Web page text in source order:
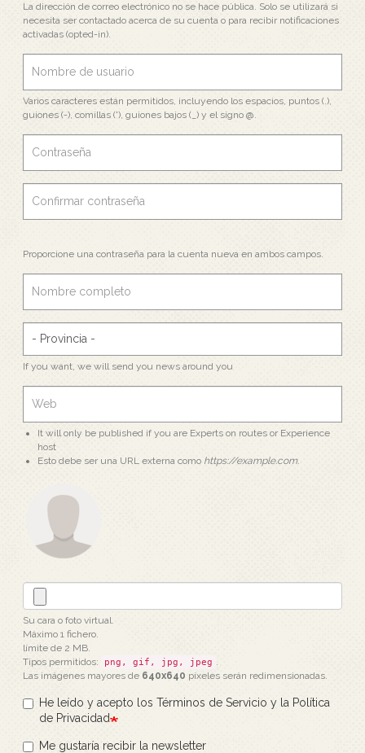
La dirección de correo electrónico no se hace pública. Solo se utilizará si
necesita ser contactado acerca de su cuenta o para recibir notificaciones
activadas (opted-in).
Varios caracteres están permitidos, incluyendo los espacios, puntos (.),
guiones (-), comillas ('), guiones bajos (_) y el signo @.
Proporcione una contraseña para la cuenta nueva en ambos campos.
If you want, we will send you news around you
It will only be published if you are Experts on routes or Experience
host
Esto debe ser una URL externa como https://example.com.
Su cara o foto virtual.
Máximo 1 fichero.
límite de 2 MB.
Tipos permitidos:
png, gif, jpg, jpeg .
Las imágenes mayores de 640x640 píxeles serán redimensionadas.
He leído y acepto los Términos de Servicio y la Política
de Privacidad
Me gustaría recibir la newsletter